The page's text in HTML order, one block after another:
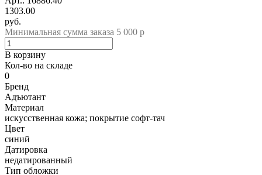
1303.00
руб.
Минимальная сумма заказа 5 000 р
В корзину
Кол-во на складе
0
Бренд
Адъютант
Материал
искусственная кожа; покрытие софт-тач
Цвет
синий
Датировка
недатированный
Тип обложки